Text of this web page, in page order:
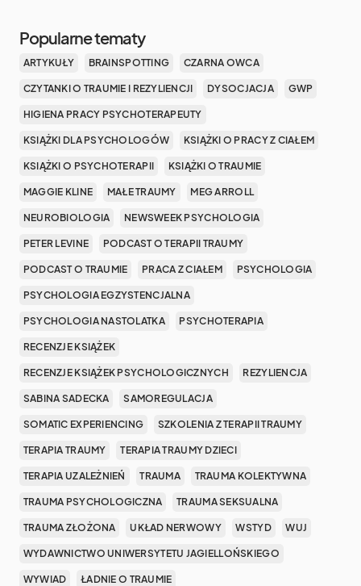
Popularne tematy
ARTYKUŁY BRAINSPOTTING CZARNA OWCA
CZYTANKI O TRAUMIE I REZYLIENCJI DYSOCJACJA GWP
HIGIENA PRACY PSYCHOTERAPEUTY
KSIĄŻKI DLA PSYCHOLOGÓW KSIĄŻKI O PRACY Z CIAŁEM
KSIĄŻKI O PSYCHOTERAPII KSIĄŻKI O TRAUMIE
MAGGIE KLINE MAŁE TRAUMY MEG ARROLL
NEUROBIOLOGIA NEWSWEEK PSYCHOLOGIA
PETER LEVINE PODCAST O TERAPII TRAUMY
PODCAST O TRAUMIE PRACA Z CIAŁEM PSYCHOLOGIA
PSYCHOLOGIA EGZYSTENCJALNA
PSYCHOLOGIA NASTOLATKA PSYCHOTERAPIA
RECENZJE KSIĄŻEK
RECENZJE KSIĄŻEK PSYCHOLOGICZNYCH REZYLIENCJA
SABINA SADECKA SAMOREGULACJA
SOMATIC EXPERIENCING SZKOLENIA Z TERAPII TRAUMY
TERAPIA TRAUMY TERAPIA TRAUMY DZIECI
TERAPIA UZALEŻNIEŃ TRAUMA TRAUMA KOLEKTYWNA
TRAUMA PSYCHOLOGICZNA TRAUMA SEKSUALNA
TRAUMA ZŁOŻONA UKŁAD NERWOWY WSTYD WUJ
WYDAWNICTWO UNIWERSYTETU JAGIELLOŃSKIEGO
WYWIAD ŁADNIE O TRAUMIE